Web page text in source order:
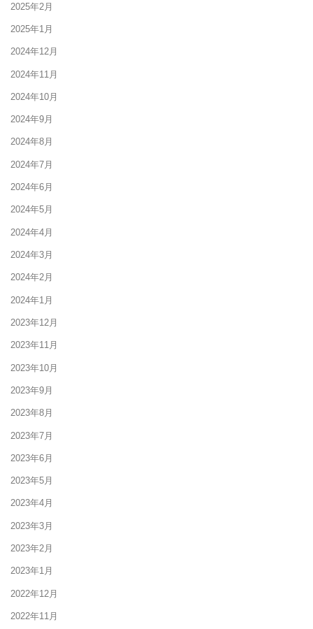
2025年2月
2025年1月
2024年12月
2024年11月
2024年10月
2024年9月
2024年8月
2024年7月
2024年6月
2024年5月
2024年4月
2024年3月
2024年2月
2024年1月
2023年12月
2023年11月
2023年10月
2023年9月
2023年8月
2023年7月
2023年6月
2023年5月
2023年4月
2023年3月
2023年2月
2023年1月
2022年12月
2022年11月